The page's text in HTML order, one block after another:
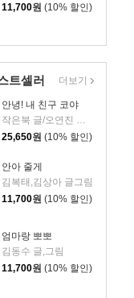
11,700원 (10% 할인)
트셀러
안녕! 내 친구 코야
작은북 글/오연진 그림
25,650원 (10% 할인)
안아 줄게
김복태,김상아 글그림
11,700원 (10% 할인)
엄마랑 뽀뽀
김동수 글,그림
11,700원 (10% 할인)
더보기